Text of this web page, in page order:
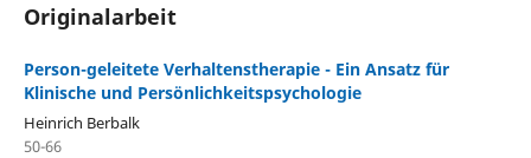
Originalarbeit
Person-geleitete Verhaltenstherapie - Ein Ansatz für
Klinische und Persönlichkeitspsychologie
Heinrich Berbalk
50-66